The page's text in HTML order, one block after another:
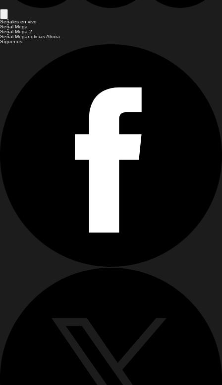
Señales en vivo
Señal Mega
Señal Mega 2
Señal Meganoticias Ahora
Síguenos